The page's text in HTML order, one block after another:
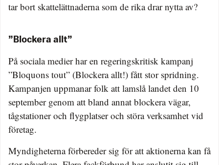
tar bort skattelättnaderna som de rika drar nytta av?
”Blockera allt”
På sociala medier har en regeringskritisk kampanj
”Bloquons tout” (Blockera allt!) fått stor spridning.
Kampanjen uppmanar folk att lamslå landet den 10
september genom att bland annat blockera vägar,
tågstationer och flygplatser och störa verksamhet vid
företag.
Myndigheterna förbereder sig för att aktionerna kan få